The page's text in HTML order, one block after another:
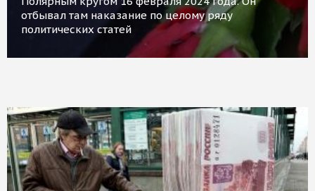
отбывал там наказание по целому ряду
политических статей